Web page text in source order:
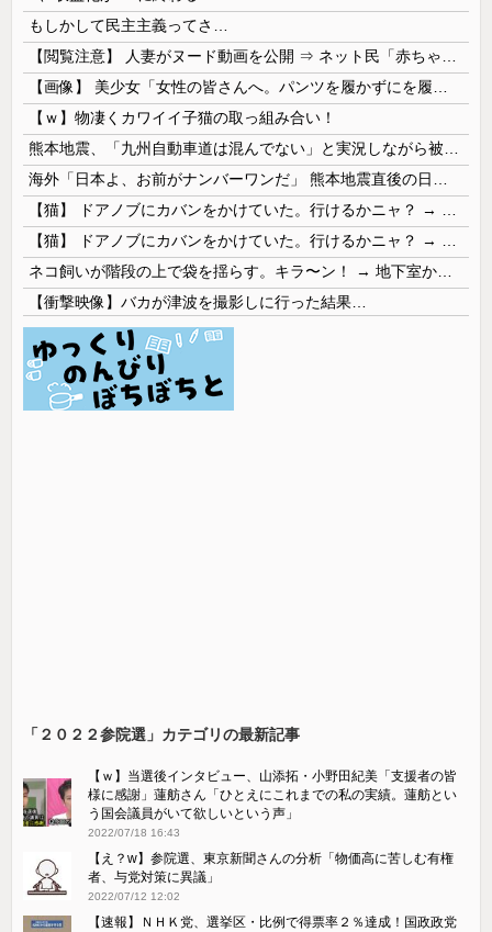
もしかして民主主義ってさ…
【閲覧注意】 人妻がヌード動画を公開 ⇒ ネット民「赤ちゃんに絶対に母乳を上げないで！」（衝撃動画）
【画像】 美少女「女性の皆さんへ。パンツを履かずにを履いてみてください」
【ｗ】物凄くカワイイ子猫の取っ組み合い！
熊本地震、「九州自動車道は混んでない」と実況しながら被災地へ向かう有名アナなどに批判殺到 全国紙記者「最新の状況をいち早く伝えることは報道機関としての責務」「情報を取り上げることには大きな意義がある」
海外「日本よ、お前がナンバーワンだ」 熊本地震直後の日本の対応のスピードに世界が衝撃
【猫】 ドアノブにカバンをかけていた。行けるかニャ？ → 猫はこうなります…
【猫】 ドアノブにカバンをかけていた。行けるかニャ？ → 猫はこうなります…
ネコ飼いが階段の上で袋を揺らす。キラ〜ン！ → 地下室からヤツが現れる…
【衝撃映像】バカが津波を撮影しに行った結果…
「２０２２参院選」カテゴリの最新記事
【ｗ】当選後インタビュー、山添拓・小野田紀美「支援者の皆
様に感謝」蓮舫さん「ひとえにこれまでの私の実績。蓮舫とい
う国会議員がいて欲しいという声」
2022/07/18 16:43
【え？w】参院選、東京新聞さんの分析「物価高に苦しむ有権
者、与党対策に異議」
2022/07/12 12:02
【速報】ＮＨＫ党、選挙区・比例で得票率２％達成！国政政党